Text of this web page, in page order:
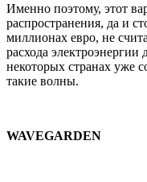
Именно поэтому, этот
распространения, да и
миллионах евро, не
расхода
некоторых странах уже
такие волны.
WAVEGARDEN